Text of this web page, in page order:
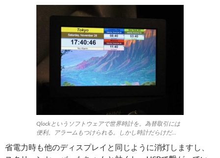
Qlockというソフトウェアで世界時計を。為替取引には
便利。アラームもつけられる。しかし時計だらけだ…
省電力時も他のディスプレイと同じように消灯しますし、